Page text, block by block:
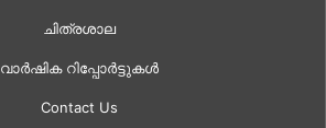
ചിത്രശാല
വാർഷിക റിപ്പോർട്ടുകൾ
Contact Us